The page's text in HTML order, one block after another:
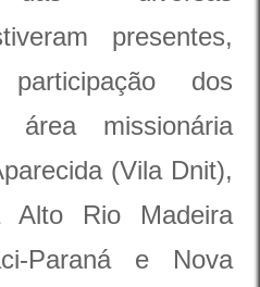
presentes,
dos
área missionária
(Vila Dnit),
Alto Rio Madeira
Paraná e Nova